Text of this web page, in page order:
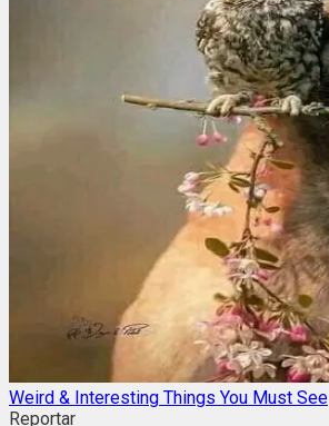
Weird & Interesting Things You Must See
Reportar